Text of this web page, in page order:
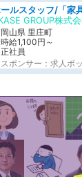
GROUP株式
岡山県 里庄町
時給1,100円～
正社員
スポンサー：求人ボ